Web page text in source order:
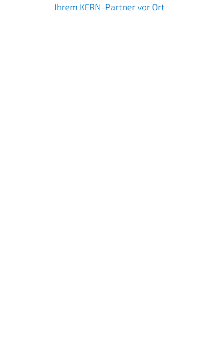
Ihrem KERN-Partner vor Ort